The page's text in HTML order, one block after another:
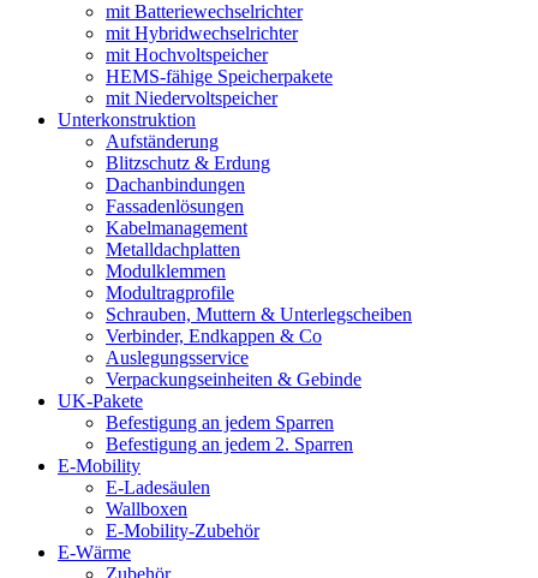
mit Batteriewechselrichter
mit Hybridwechselrichter
mit Hochvoltspeicher
HEMS-fähige Speicherpakete
mit Niedervoltspeicher
Unterkonstruktion
Aufständerung
Blitzschutz & Erdung
Dachanbindungen
Fassadenlösungen
Kabelmanagement
Metalldachplatten
Modulklemmen
Modultragprofile
Schrauben, Muttern & Unterlegscheiben
Verbinder, Endkappen & Co
Auslegungsservice
Verpackungseinheiten & Gebinde
UK-Pakete
Befestigung an jedem Sparren
Befestigung an jedem 2. Sparren
E-Mobility
E-Ladesäulen
Wallboxen
E-Mobility-Zubehör
E-Wärme